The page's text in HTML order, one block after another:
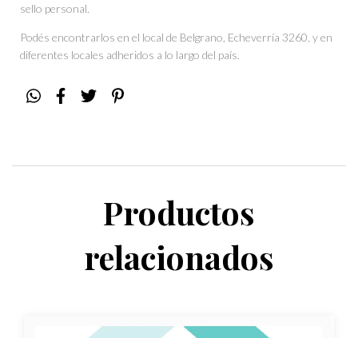
sello personal.
Podés encontrarlos en el local de Belgrano, Echeverría 3260, y en
diferentes locales adheridos a lo largo del país.
Productos
relacionados